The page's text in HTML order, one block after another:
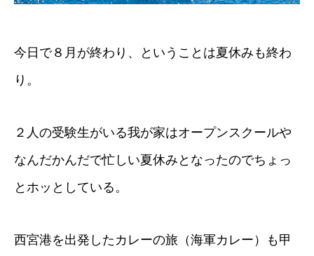
今日で８月が終わり、ということは夏休みも終わ
り。
２人の受験生がいる我が家はオープンスクールや
なんだかんだで忙しい夏休みとなったのでちょっ
とホッとしている。
西宮港を出発したカレーの旅（海軍カレー）も甲